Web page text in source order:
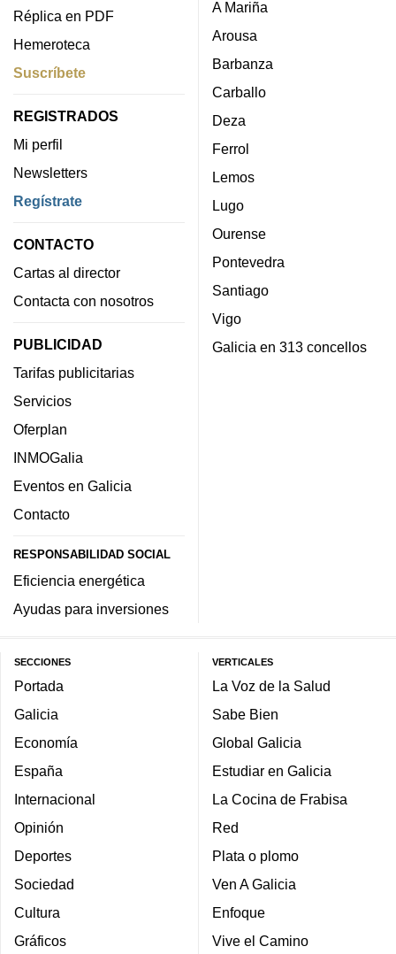
Réplica en PDF
Hemeroteca
Suscríbete
REGISTRADOS
Mi perfil
Newsletters
Regístrate
CONTACTO
Cartas al director
Contacta con nosotros
PUBLICIDAD
Tarifas publicitarias
Servicios
Oferplan
INMOGalia
Eventos en Galicia
Contacto
RESPONSABILIDAD SOCIAL
Eficiencia energética
Ayudas para inversiones
A Mariña
Arousa
Barbanza
Carballo
Deza
Ferrol
Lemos
Lugo
Ourense
Pontevedra
Santiago
Vigo
Galicia en 313 concellos
SECCIONES
Portada
Galicia
Economía
España
Internacional
Opinión
Deportes
Sociedad
Cultura
Gráficos
VERTICALES
La Voz de la Salud
Sabe Bien
Global Galicia
Estudiar en Galicia
La Cocina de Frabisa
Red
Plata o plomo
Ven A Galicia
Enfoque
Vive el Camino